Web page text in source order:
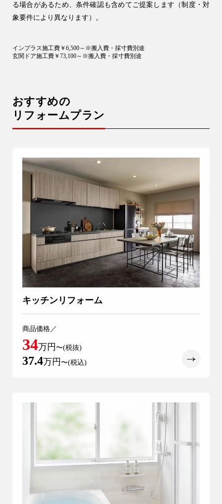
る場合があるため、条件確認も含めてご提案します（制度・対
象要件により異なります）。
インプラス施工費￥6,500～※搬入費・採寸費別途
玄関ドア施工費￥73,100～※搬入費・採寸費別途
おすすめの
リフォームプラン
キッチンリフォーム
商品価格／
34万円 〜(税抜)
37.4万円 〜(税込)